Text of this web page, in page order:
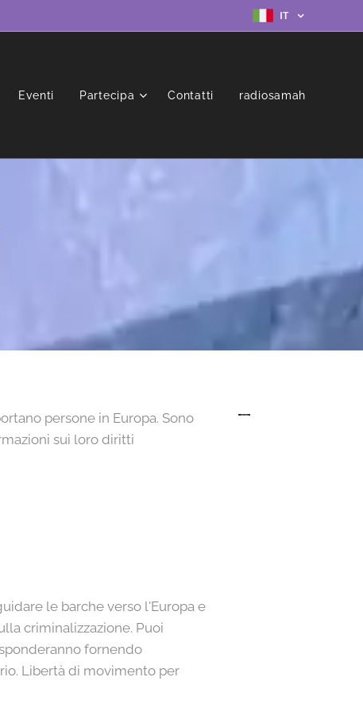
IT
Eventi Partecipa Contatti radiosamah
persone in Europa. Sono
sui loro diritti
le barche verso l'Europa e
criminalizzazione. Puoi
fornendo
Libertà di movimento per